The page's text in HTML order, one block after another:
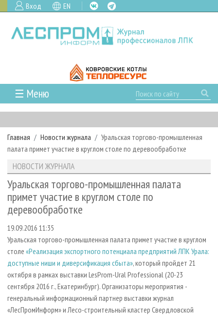
Вход EN
☰ Меню
ГЛАВНАЯ
РУБРИКИ И ТЕМЫ
РУБРИКИ ЖУРНАЛА
ЛЕСОЗАГОТОВКА
ЛЕСОПИЛЕНИЕ
ДЕРЕВООБРАБОТКА
СУШКА ДРЕВЕСИНЫ
ПРОИЗВОДСТВО ДРЕВЕСНЫХ ПЛИТ
ДЕРЕВЯННОЕ ДОМОСТРОЕНИЕ
ПРОИЗВОДСТВО МЕБЕЛИ
БИОЭНЕРГЕТИКА
ЦБП
НОВОСТИ
НОВОСТИ ЛПК
НОВОСТИ ЖУРНАЛА
НОВОСТИ КОМПАНИЙ
ПРОЕКТЫ ЛПИ
АНАЛИТИКА
ПРЕДПРИЯТИЯ ЛПК
ЛЕСНЫЕ РЕГИОНЫ РОССИИ
ПЕРСОНЫ
МОБИЛЬНЫЕ ВЫСТАВКИ
ОФИЦИАЛЬНЫЕ ДЕЛЕГАЦИИ
ПРИОРИТЕТНЫЕ ИНВЕСТПРОЕКТЫ
RUSSIAN FORESTRY REVIEW
ГАЗЕТА ЛЕСПРОМФОРУМ
АРХИВ ЖУРНАЛОВ
СТАТЬИ
О ЖУРНАЛЕ
ПОДПИСКА
КОНТАКТЫ
РЕКЛАМОДАТЕЛЯМ
РЕКЛАМА
РЕКЛАМА НА САЙТЕ
Главная Новости журнала
Уральская торгово-промышленная
палата примет участие в круглом столе по деревообработке
НОВОСТИ ЖУРНАЛА
Уральская торгово-промышленная палата
примет участие в круглом столе по
деревообработке
19.09.2016 11:35
Уральская торгово-промышленная палата примет участие в круглом
столе «Реализация экспортного потенциала предприятий ЛПК Урала:
доступные ниши и диверсификация сбыта», который пройдет 21
октября в рамках выставки LesProm-Ural Professional (20-23
сентября 2016 г., Екатеринбург). Организаторы мероприятия -
генеральный информационный партнер выставки журнал
«ЛесПромИнформ» и Лесо-строительный кластер Свердловской